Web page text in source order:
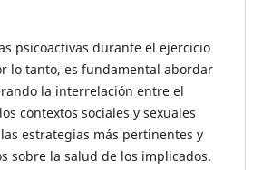
psicoactivas durante el ejercicio
lo tanto, es fundamental abordar
la interrelación entre el
contextos sociales y sexuales
estrategias más pertinentes y
sobre la salud de los implicados.